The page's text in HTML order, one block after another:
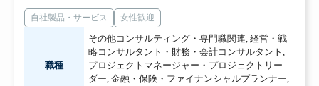
自社製品・サービス 女性歓迎
職種
その他コンサルティング・専門職関連, 経営・戦
略コンサルタント・財務・会計コンサルタント ,
プロジェクトマネージャー・プロジェクトリー
ダー, 金融・保険・ファイナンシャルプランナー,